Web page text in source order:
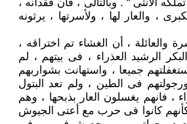
الأنثى " . وبالتالى ، فان فقدانه ،
، والعار لها ، ولأسرتها ، يرثونه
والعائلة ، أن الغشاء تم اختراقه ،
الرشيد العذراء ، فى بيتهم ، لم
جميعا ، واستهانت بشواربهم
فى الطين ، ولم تعد البتول
، فانهم يغسلون العار بذبحها ، وهم
كانوا فى حرب مع أعتى الجيوش